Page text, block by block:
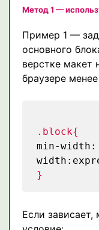
Метод 1 —
Пример 1 —
основного
верстке макет
браузере
.block{
min-width:
}
Если